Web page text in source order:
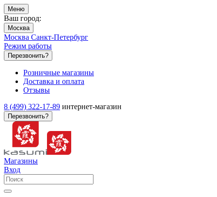
Меню
Ваш город:
Москва
Москва Санкт-Петербург
Режим работы
Перезвонить?
Розничные магазины
Доставка и оплата
Отзывы
8 (499) 322-17-89 интернет-магазин
Перезвонить?
Магазины
Вход